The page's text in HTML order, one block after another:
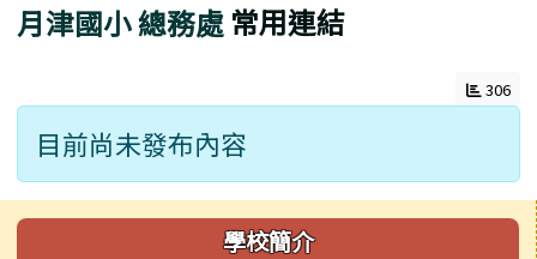
月津國小總務處 常用連結
306
目前尚未發布內容
左邊區域內容 學校簡介